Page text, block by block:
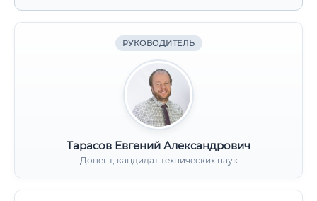
РУКОВОДИТЕЛЬ
Тарасов Евгений Александрович
Доцент, кандидат технических наук